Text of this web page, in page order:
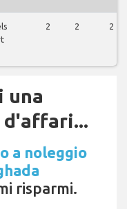
2 2 2
una
d'affari...
a noleggio
risparmi.